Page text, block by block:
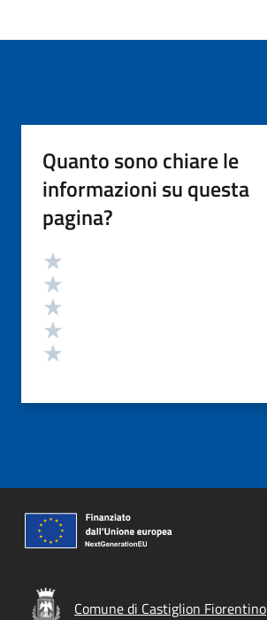
Quanto sono chiare le
informazioni su questa
pagina?
Valutazione
Comune di Castiglion Fiorentino